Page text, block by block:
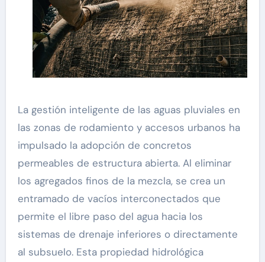
La gestión inteligente de las aguas pluviales en
las zonas de rodamiento y accesos urbanos ha
impulsado la adopción de concretos
permeables de estructura abierta. Al eliminar
los agregados finos de la mezcla, se crea un
entramado de vacíos interconectados que
permite el libre paso del agua hacia los
sistemas de drenaje inferiores o directamente
al subsuelo. Esta propiedad hidrológica